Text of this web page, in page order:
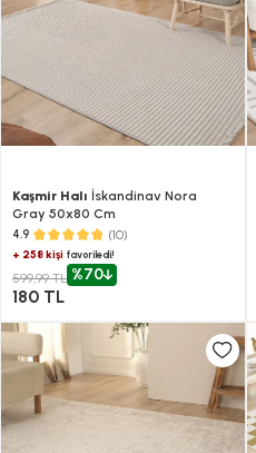
Kaşmir Halı İskandinav Nora
Gray 50x80 Cm
4.9 (10)
+ 258 kişi favoriledi!
599,99 TL %70
180 TL